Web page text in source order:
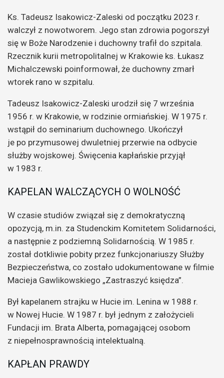
Ks. Tadeusz Isakowicz-Zaleski od początku 2023 r.
walczył z nowotworem. Jego stan zdrowia pogorszył
się w Boże Narodzenie i duchowny trafił do szpitala.
Rzecznik kurii metropolitalnej w Krakowie ks. Łukasz
Michalczewski poinformował, że duchowny zmarł
wtorek rano w szpitalu.
Tadeusz Isakowicz-Zaleski urodził się 7 września
1956 r. w Krakowie, w rodzinie ormiańskiej. W 1975 r.
wstąpił do seminarium duchownego. Ukończył
je po przymusowej dwuletniej przerwie na odbycie
służby wojskowej. Święcenia kapłańskie przyjął
w 1983 r.
KAPELAN WALCZĄCYCH O WOLNOŚĆ
W czasie studiów związał się z demokratyczną
opozycją, m.in. za Studenckim Komitetem Solidarności,
a następnie z podziemną Solidarnością. W 1985 r.
został dotkliwie pobity przez funkcjonariuszy Służby
Bezpieczeństwa, co zostało udokumentowane w filmie
Macieja Gawlikowskiego „Zastraszyć księdza”.
Był kapelanem strajku w Hucie im. Lenina w 1988 r.
w Nowej Hucie. W 1987 r. był jednym z założycieli
Fundacji im. Brata Alberta, pomagającej osobom
z niepełnosprawnością intelektualną.
KAPŁAN PRAWDY